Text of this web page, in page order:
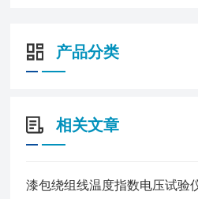
产品分类
相关文章
漆包绕组线温度指数电压试验